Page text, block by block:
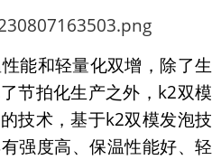
能和轻量化双增，除了生
节拍化生产之外，k2双模
技术，基于k2双模发泡技
强度高、保温性能好、轻